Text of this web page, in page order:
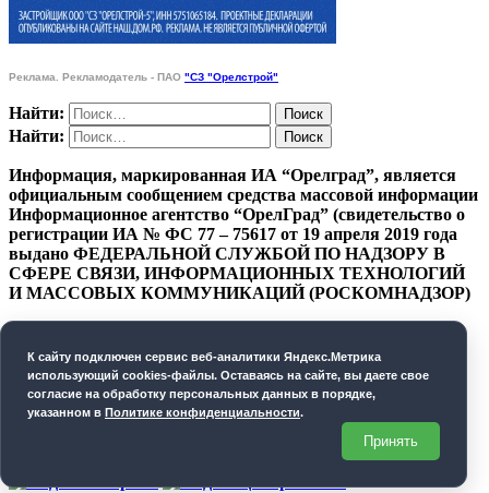
Реклама. Рекламодатель - ПАО "СЗ "Орелстрой"
Найти:
Найти:
Информация, маркированная ИА “Орелград”, является
официальным сообщением средства массовой информации
Информационное агентство “ОрелГрад” (свидетельство о
регистрации ИА № ФС 77 – 75617 от 19 апреля 2019 года
выдано ФЕДЕРАЛЬНОЙ СЛУЖБОЙ ПО НАДЗОРУ В
СФЕРЕ СВЯЗИ, ИНФОРМАЦИОННЫХ ТЕХНОЛОГИЙ
И МАССОВЫХ КОММУНИКАЦИЙ (РОСКОМНАДЗОР)
СОГЛАСИЕ НА ОБРАБОТКУ ПЕРСОНАЛЬНЫХ
ДАННЫХ
К cайту подключен сервис веб-аналитики Яндекс.Метрика
использующий cookies-файлы. Оставаясь на сайте, вы даете свое
согласие на обработку персональных данных в порядке,
указанном в Политике конфиденциальности.
Принять